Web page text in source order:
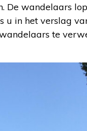
De wandelaars
u in het verslag
te